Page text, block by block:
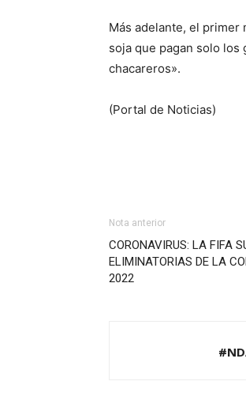
Más adelante, el primer
soja que pagan solo
chacareros».
(Portal de Noticias)
Nota anterior
CORONAVIRUS: LA FIFA
ELIMINATORIAS DE LA
2022